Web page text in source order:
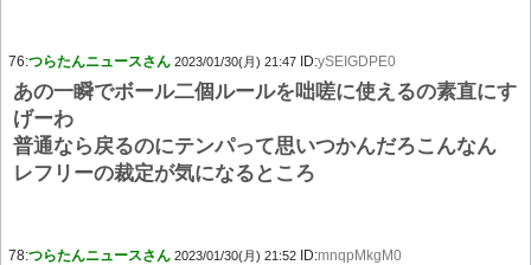
76:つらたんニュースさん 2023/01/30(月) 21:47 ID:ySEIGDPE0
あの一瞬でボール二個ルールを咄嗟に使えるの素直にす
げーわ
普通なら戻るのにテンパって思いつかんだろこんなん
レフリーの裁定が気になるところ
78:つらたんニュースさん 2023/01/30(月) 21:52 ID:mnqpMkgM0